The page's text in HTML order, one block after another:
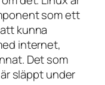
som ett
kunna
internet,
Det som
släppt under